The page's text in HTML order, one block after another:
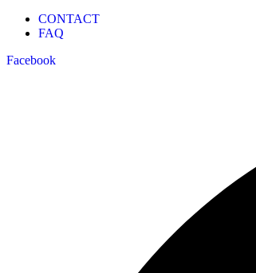
CONTACT
FAQ
Facebook